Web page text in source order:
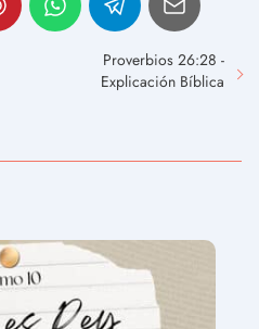
Proverbios 26:28 -
Explicación Bíblica